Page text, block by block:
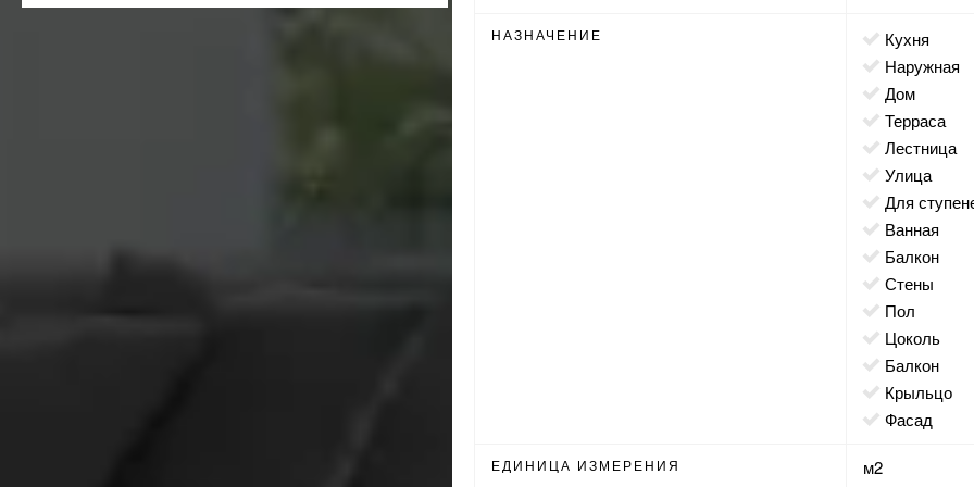
НАЗНАЧЕНИЕ
кухня
наружная
дом
терраса
лестница
улица
для
ванная
балкон
стены
пол
цоколь
балкон
крыльцо
фасад
ЕДИНИЦА ИЗМЕРЕНИЯ м2